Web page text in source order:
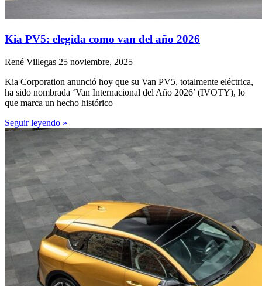
Kia PV5: elegida como van del año 2026
René Villegas 25 noviembre, 2025
Kia Corporation anunció hoy que su Van PV5, totalmente eléctrica,
ha sido nombrada ‘Van Internacional del Año 2026’ (IVOTY), lo
que marca un hecho histórico
Seguir leyendo »